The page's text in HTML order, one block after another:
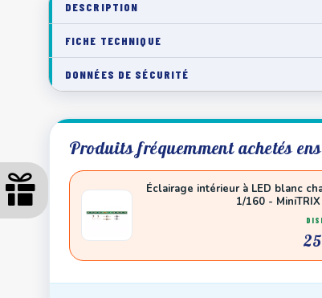
DESCRIPTION
FICHE TECHNIQUE
DONNÉES DE SÉCURITÉ
Produits fréquemment achetés
Éclairage intérieur à LED blanc
1/160 -